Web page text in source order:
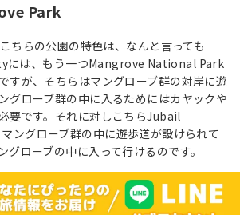
Park
ちらの公園の特色は、なんと言っても
には、もう一つMangrove National Park
すが、そちらはマングローブ群の対岸に遊
グローブ群の中に入るためにはカヤックや
要です。それに対しこちらJubail
ングローブ群の中に遊歩道が設けられて
グローブの中に入って行けるのです。